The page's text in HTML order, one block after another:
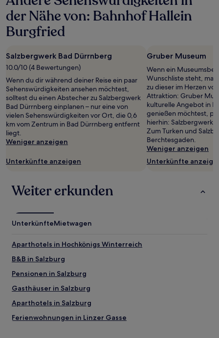
der Nähe von: Bahnhof Hallein
Burgfried
Salzbergwerk Bad Dürrnberg
10.0/10 (4 Bewertungen)
Wenn du dir während deiner Reise ein paar
Sehenswürdigkeiten ansehen möchtest,
solltest du einen Abstecher zu Salzbergwerk
Bad Dürrnberg einplanen – nur eine von
vielen Sehenswürdigkeiten vor Ort, die 0,6
km vom Zentrum in Bad Dürrnberg entfernt
liegt.
Weniger anzeigen
Unterkünfte anzeigen
Gruber Museum
Wenn ein
Wunschliste steht,
zu dieser im Herzen
Attraktion: Gruber
kulturelle Angebot in
genießen möchtest,
hierhin: Salzbergwerk
Zum Turken und
Berchtesgaden.
Weniger anzeigen
Unterkünfte
Weiter erkunden
UnterkünfteMietwagen
Aparthotels in Hochkönigs Winterreich
B&B in Salzburg
Pensionen in Salzburg
Gasthäuser in Salzburg
Aparthotels in Salzburg
Ferienwohnungen in Linzer Gasse